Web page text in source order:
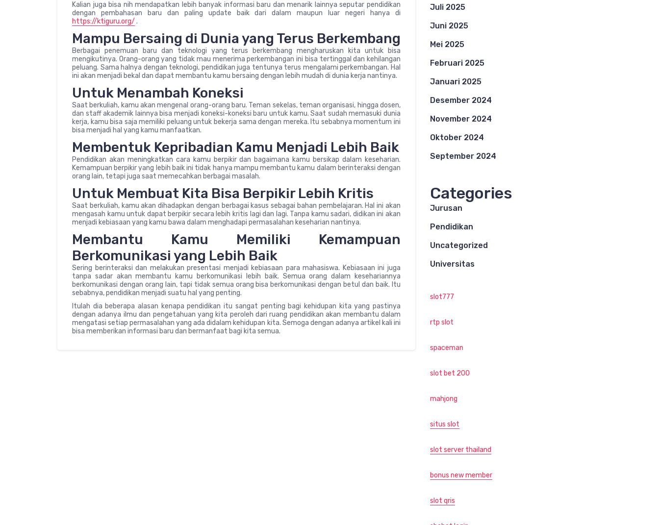
Kalian juga bisa nih mendapatkan lebih banyak informasi baru dan menarik lainnya seputar pendidikan
dengan pembahasan baru dan paling update baik dari dalam maupun luar negeri hanya di
https://ktiguru.org/ .
Mampu Bersaing di Dunia yang Terus Berkembang
Berbagai penemuan baru dan teknologi yang terus berkembang mengharuskan kita untuk bisa
mengikutinya. Orang-orang yang tidak mau menerima perkembangan ini bisa tertinggal dan kehilangan
peluang. Sama halnya dengan teknologi, pendidikan juga tentunya terus mengalami perkembangan. Hal
ini akan menjadi bekal dan dapat membantu kamu bersaing dengan lebih mudah di dunia kerja nantinya.
Untuk Menambah Koneksi
Saat berkuliah, kamu akan mengenal orang-orang baru. Teman sekelas, teman organisasi, hingga dosen,
dan staff akademik lainnya bisa menjadi koneksi-koneksi baru untuk kamu. Saat sudah memasuki dunia
kerja, kamu bisa saja memiliki peluang untuk bekerja sama dengan mereka. Itu sebabnya momentum ini
bisa menjadi hal yang kamu manfaatkan.
Membentuk Kepribadian Kamu Menjadi Lebih Baik
Pendidikan akan meningkatkan cara kamu berpikir dan bagaimana kamu bersikap dalam keseharian.
Kemampuan berpikir yang lebih baik ini tidak hanya mampu membantu kamu dalam berinteraksi dengan
orang lain, tetapi juga saat memecahkan berbagai masalah.
Untuk Membuat Kita Bisa Berpikir Lebih Kritis
Saat berkuliah, kamu akan dihadapkan dengan berbagai kasus sebagai bahan pembelajaran. Hal ini akan
mengasah kamu untuk dapat berpikir secara lebih kritis lagi dan lagi. Tanpa kamu sadari, didikan ini akan
menjadi kebiasaan yang kamu bawa dalam menghadapi permasalahan keseharian nantinya.
Membantu Kamu Memiliki Kemampuan
Berkomunikasi yang Lebih Baik
Sering berinteraksi dan melakukan presentasi menjadi kebiasaan para mahasiswa. Kebiasaan ini juga
tanpa sadar akan membantu kamu berkomunikasi lebih baik. Semua orang dalam kesehariannya
berkomunikasi dengan orang lain, tapi tidak semua orang bisa berkomunikasi dengan betul dan baik. Itu
sebabnya, pendidikan menjadi suatu hal yang penting.
Itulah dia beberapa alasan kenapa pendidikan itu sangat penting bagi kehidupan kita yang pastinya
dengan adanya ilmu dan pengetahuan yang kita peroleh dari ruang pendidikan akan membantu dalam
mengatasi setiap permasalahan yang ada didalam kehidupan kita. Semoga dengan adanya artikel kali ini
bisa memberikan informasi baru dan bermanfaat bagi kita semua.
Juli 2025
Juni 2025
Mei 2025
Februari 2025
Januari 2025
Desember 2024
November 2024
Oktober 2024
September 2024
Categories
Jurusan
Pendidikan
Uncategorized
Universitas
slot777
rtp slot
spaceman
slot bet 200
mahjong
situs slot
slot server thailand
bonus new member
slot qris